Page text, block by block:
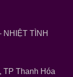
NHIỆT TÌNH
TP Thanh Hóa